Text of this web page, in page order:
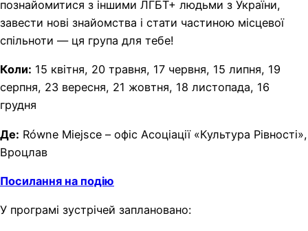
познайомитися з іншими ЛГБТ+ людьми з України,
завести нові знайомства і стати частиною місцевої
спільноти — ця група для тебе!
Коли: 15 квітня, 20 травня, 17 червня, 15 липня, 19
серпня, 23 вересня, 21 жовтня, 18 листопада, 16
грудня
Де: Równe Miejsce – офіс Асоціації «Культура Рівності»,
Вроцлав
Посилання на подію
У програмі зустрічей заплановано: